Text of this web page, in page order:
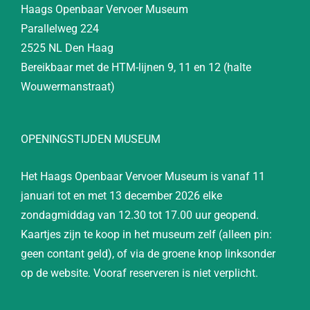
Haags Openbaar Vervoer Museum
Parallelweg 224
2525 NL Den Haag
Bereikbaar met de HTM-lijnen 9, 11 en 12 (halte
Wouwermanstraat)
OPENINGSTIJDEN MUSEUM
Het Haags Openbaar Vervoer Museum is vanaf 11
januari tot en met 13 december 2026 elke
zondagmiddag van 12.30 tot 17.00 uur geopend.
Kaartjes zijn te koop in het museum zelf (alleen pin:
geen contant geld), of via de groene knop linksonder
op de website. Vooraf reserveren is niet verplicht.